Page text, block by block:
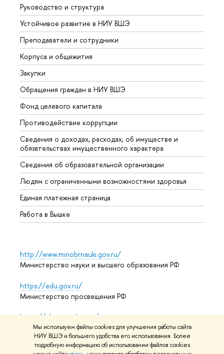
Мы используем файлы cookies для улучшения работы сайта
НИУ ВШЭ и большего удобства его использования. Более
подробную информацию об использовании файлов cookies
Руководство и структура
Устойчивое развитие в НИУ ВШЭ
Преподаватели и сотрудники
Корпуса и общежития
Закупки
Обращения граждан в НИУ ВШЭ
Фонд целевого капитала
Противодействие коррупции
Сведения о доходах, расходах, об имуществе и
обязательствах имущественного характера
Сведения об образовательной организации
Людям с ограниченными возможностями здоровья
Единая платежная страница
Работа в Вышке
http://www.minobrnauki.gov.ru/
Министерство науки и высшего образования РФ
https://edu.gov.ru/
Министерство просвещения РФ
https://elearning.hse.ru/mooc
Массовые открытые онлайн-курсы